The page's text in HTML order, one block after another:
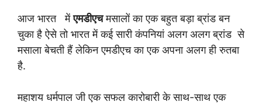
आज भारत मेंएमडीएचमसालों का एक बहुत बड़ा ब्रांड बन
चुका है ऐसे तो भारत में कई सारी कंपनियां अलग अलग ब्रांड से
मसाला बेचती हैं लेकिन एमडीएच का एक अपना अलग ही रुतबा
है.
महाशय धर्मपाल जी एक सफल कारोबारी के साथ-साथ एक